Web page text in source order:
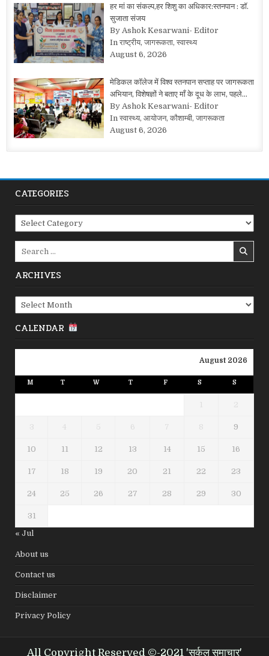
हर मां का संकल्प,हर शिशु का अधिकार:स्तनपान : डॉ.
सुजाता संजय
By Ashok Kesarwani- Editor
In राष्ट्रीय, जागरूकता, स्वास्थ्य
August 6, 2026
मेडिकल कॉलेज में विश्व स्तनपान सप्ताह पर जागरूकता
अभियान, विशेषज्ञों ने बताए माँ के दूध के लाभ, पहले…
By Ashok Kesarwani- Editor
In स्वास्थ्य, आयोजन, कौशाम्बी, जागरूकता
August 6, 2026
CATEGORIES
Categories
ARCHIVES
Archives
CALENDAR
August 2026
M T W T F S S
1 2
3 4 5 6 7 8 9
10 11 12 13 14 15 16
17 18 19 20 21 22 23
24 25 26 27 28 29 30
31
« Jul
About us
Contact us
Disclaimer
Privacy Policy
All Copyright Reserved ©-2021 'सर्कल समाचार'